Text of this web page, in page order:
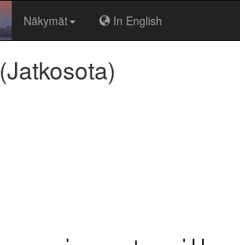
Näkymät In English
(Jatkosota)